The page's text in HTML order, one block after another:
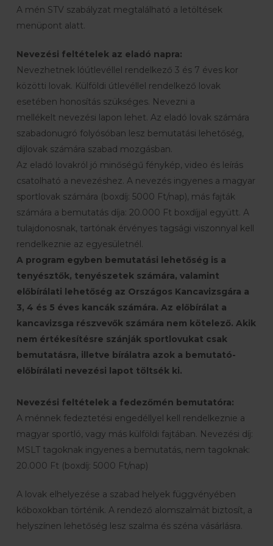
A mén STV szabályzat megtalálható a letöltések
menüpont alatt.
Nevezési feltételek az eladó napra:
Nevezhetnek lóútlevéllel rendelkező 3 és 7 éves kor
közötti lovak. Külföldi útlevéllel rendelkező lovak
esetében honosítás szükséges. Nevezni a
mellékelt nevezési lapon lehet. Az eladó lovak számára
szabadonugró folyósóban lesz bemutatási lehetőség,
díjlovak számára szabad mozgásban.
Az eladó lovakról jó minőségű fénykép, video és leírás
csatolható a nevezéshez. A nevezés ingyenes a magyar
sportlovak számára (boxdíj: 5000 Ft/nap), más fajták
számára a bemutatás díja: 20.000 Ft boxdíjjal együtt. A
tulajdonosnak, tartónak érvényes tagsági viszonnyal kell
rendelkeznie az egyesületnél.
A program egyben bemutatási lehetőség is a
tenyésztők, tenyészetek számára, valamint
előbírálati lehetőség az Országos Kancavizsgára a
3, 4 és 5 éves kancák számára. Az előbírálat a
kancavizsga részvevők számára nem kötelező. Akik
nem értékesítésre szánják sportlovukat csak
bemutatásra, illetve bírálatra azok a bemutató-
előbírálati nevezési lapot töltsék ki.
Nevezési feltételek a fedezőmén bemutatóra:
A ménnek fedeztetési engedéllyel kell rendelkeznie a
magyar sportló, vagy más külföldi fajtában. Nevezési díj:
MSLT tagoknak ingyenes a bemutatás, nem tagoknak:
20.000 Ft (boxdíj: 5000 Ft/nap)
A lovak elhelyezése a szabad helyek függvényében
kőboxokban történik. A rendező alomszalmát biztosít, a
helyszínen lehetőség lesz szalma és széna vásárlásra.